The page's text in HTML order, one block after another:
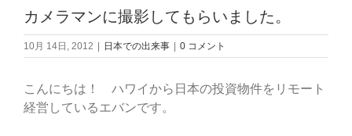
カメラマンに撮影してもらいました。
10月 14日, 2012 日本での出来事 0 コメント
こんにちは！ ハワイから日本の投資物件をリモート
経営しているエバンです。